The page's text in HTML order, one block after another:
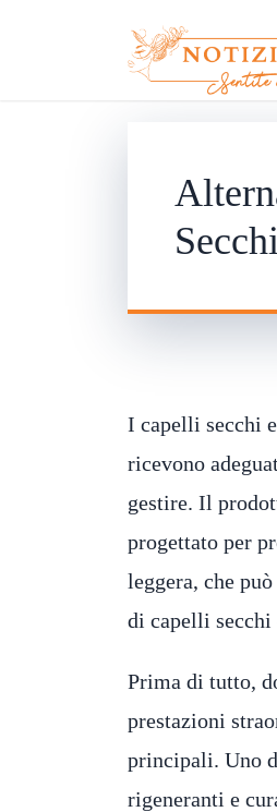
I capelli secchi
ricevono
gestire. Il
progettato per
leggera, che
di capelli secchi
Prima di tutto,
prestazioni
principali. Uno
rigeneranti e